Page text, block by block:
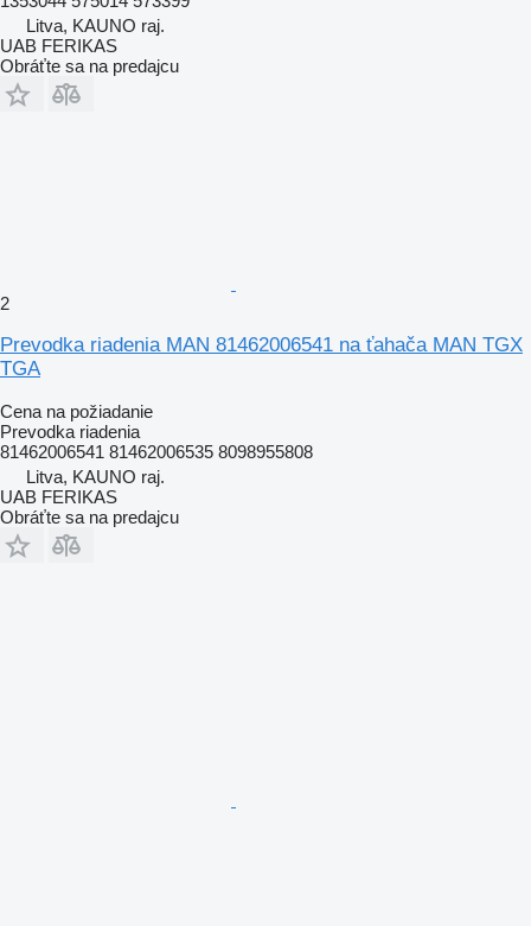
Litva, KAUNO raj.
UAB FERIKAS
Obráťte sa na predajcu
2
Prevodka riadenia MAN 81462006541 na ťahača MAN TGX
TGA
Cena na požiadanie
Prevodka riadenia
81462006541 81462006535 8098955808
Litva, KAUNO raj.
UAB FERIKAS
Obráťte sa na predajcu